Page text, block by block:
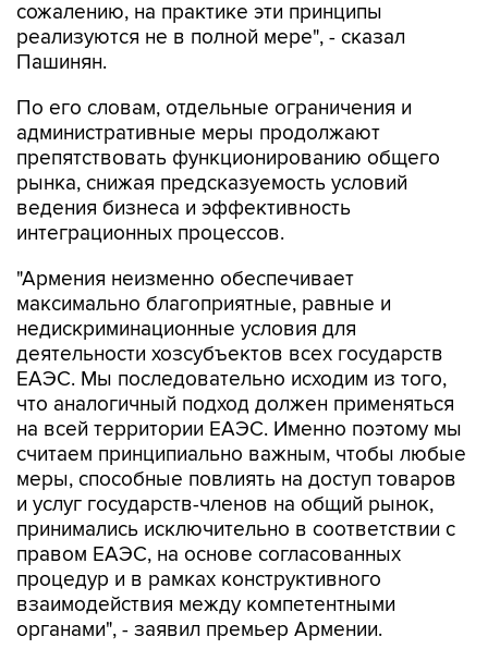
сожалению, на практике эти принципы
реализуются не в полной мере", - сказал
Пашинян.
По его словам, отдельные ограничения и
административные меры продолжают
препятствовать функционированию общего
рынка, снижая предсказуемость условий
ведения бизнеса и эффективность
интеграционных процессов.
"Армения неизменно обеспечивает
максимально благоприятные, равные и
недискриминационные условия для
деятельности хозсубъектов всех государств
ЕАЭС. Мы последовательно исходим из того,
что аналогичный подход должен применяться
на всей территории ЕАЭС. Именно поэтому мы
считаем принципиально важным, чтобы любые
меры, способные повлиять на доступ товаров
и услуг государств-членов на общий рынок,
принимались исключительно в соответствии с
правом ЕАЭС, на основе согласованных
процедур и в рамках конструктивного
взаимодействия между компетентными
органами", - заявил премьер Армении.